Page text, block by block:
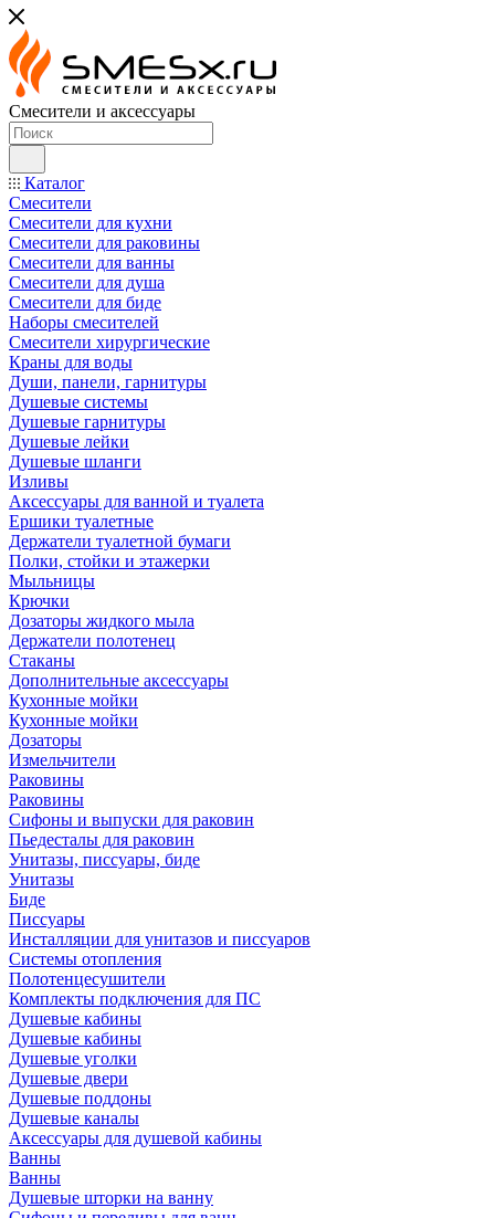
Смесители и аксессуары
Каталог
Смесители
Смесители для кухни
Смесители для раковины
Смесители для ванны
Смесители для душа
Смесители для биде
Наборы смесителей
Смесители хирургические
Краны для воды
Души, панели, гарнитуры
Душевые системы
Душевые гарнитуры
Душевые лейки
Душевые шланги
Изливы
Аксессуары для ванной и туалета
Ершики туалетные
Держатели туалетной бумаги
Полки, стойки и этажерки
Мыльницы
Крючки
Дозаторы жидкого мыла
Держатели полотенец
Стаканы
Дополнительные аксессуары
Кухонные мойки
Кухонные мойки
Дозаторы
Измельчители
Раковины
Раковины
Сифоны и выпуски для раковин
Пьедесталы для раковин
Унитазы, писсуары, биде
Унитазы
Биде
Писсуары
Инсталляции для унитазов и писсуаров
Системы отопления
Полотенцесушители
Комплекты подключения для ПС
Душевые кабины
Душевые кабины
Душевые уголки
Душевые двери
Душевые поддоны
Душевые каналы
Аксессуары для душевой кабины
Ванны
Ванны
Душевые шторки на ванну